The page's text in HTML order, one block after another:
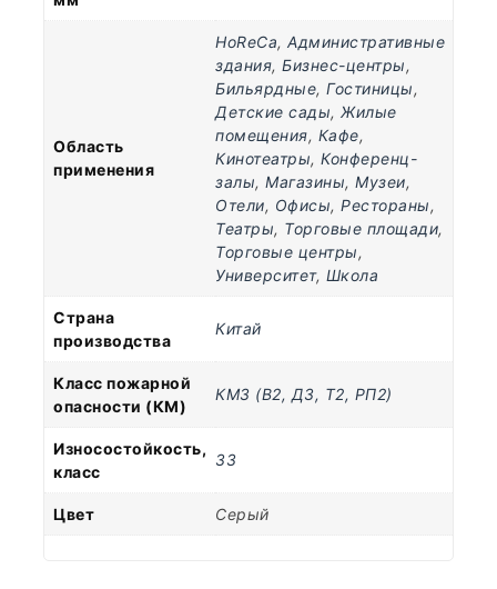
Область
применения
HoReCa, Административные
здания, Бизнес-центры,
Бильярдные, Гостиницы,
Детские сады, Жилые
помещения, Кафе,
Кинотеатры, Конференц-
залы, Магазины, Музеи,
Отели, Офисы, Рестораны,
Театры, Торговые площади,
Торговые центры,
Университет, Школа
Страна
производства
Китай
Класс пожарной
опасности (КМ)
КМ3 (В2, Д3, Т2, РП2)
Износостойкость,
класс
33
Цвет Серый